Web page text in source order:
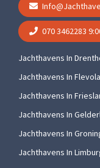
070 3462283
Jachthavens In
Jachthavens In
Jachthavens In
Jachthavens In
Jachthavens In
Jachthavens In